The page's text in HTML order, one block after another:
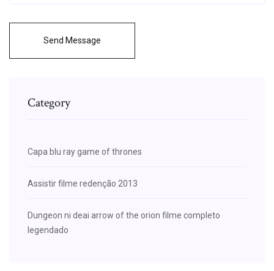
Send Message
Category
Capa blu ray game of thrones
Assistir filme redenção 2013
Dungeon ni deai arrow of the orion filme completo
legendado